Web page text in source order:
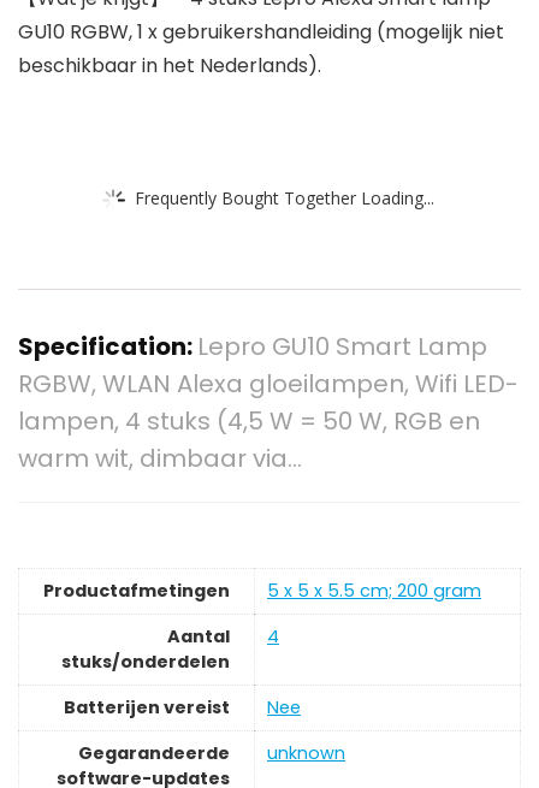
GU10 RGBW, 1 x gebruikershandleiding (mogelijk niet
beschikbaar in het Nederlands).
Frequently Bought Together Loading...
Specification: Lepro GU10 Smart Lamp
RGBW, WLAN Alexa gloeilampen, Wifi LED-
lampen, 4 stuks (4,5 W = 50 W, RGB en
warm wit, dimbaar via…
Productafmetingen
‎5 x 5 x 5.5 cm; 200 gram
Aantal
stuks/onderdelen
‎4
Batterijen vereist
‎Nee
Gegarandeerde
software-updates
‎unknown